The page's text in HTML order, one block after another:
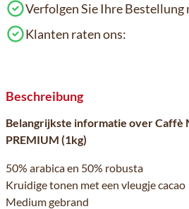
Verfolgen Sie Ihre Bestellung
Klanten raten ons:
Beschreibung
Belangrijkste informatie over Caffè
PREMIUM (1kg)
50% arabica en 50% robusta
Kruidige tonen met een vleugje cacao
Medium gebrand